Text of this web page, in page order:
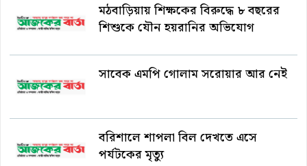
মঠবাড়িয়ায় শিক্ষকের বিরুদ্ধে ৮ বছরের
শিশুকে যৌন হয়রানির অভিযোগ
সাবেক এমপি গোলাম সরোয়ার আর নেই
বরিশালে শাপলা বিল দেখতে এসে
পর্যটকের মৃত্যু